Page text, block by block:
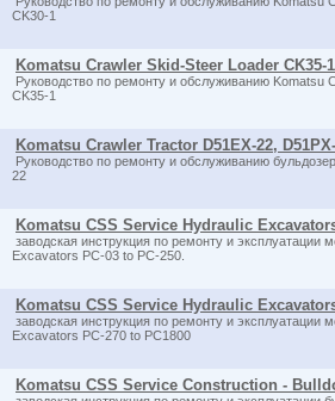
CK30-1
Komatsu Crawler Skid-Steer Loader CK35-1
Руководство по ремонту и обслуживанию Komatsu
CK35-1
Komatsu Crawler Tractor D51EX-22,
Руководство по ремонту и обслуживанию
22
Komatsu CSS Service Hydraulic
заводская инструкция по ремонту и эксплуатации
Excavators PC-03 to PC-250.
Komatsu CSS Service Hydraulic
заводская инструкция по ремонту и эксплуатации
Excavators PC-270 to PC1800
Komatsu CSS Service Construction -